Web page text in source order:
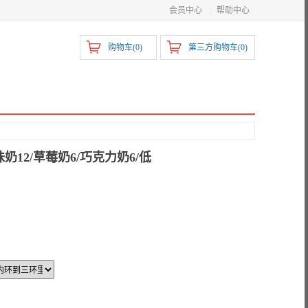
会员中心 帮助中心
第三方购物车(0)
购物车(0)
12/草莓奶6/巧克力奶6/低